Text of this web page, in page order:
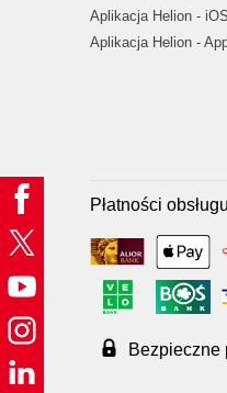
Aplikacja Helion - iOS
Aplikacja Helion -
Płatności
Bezpieczne